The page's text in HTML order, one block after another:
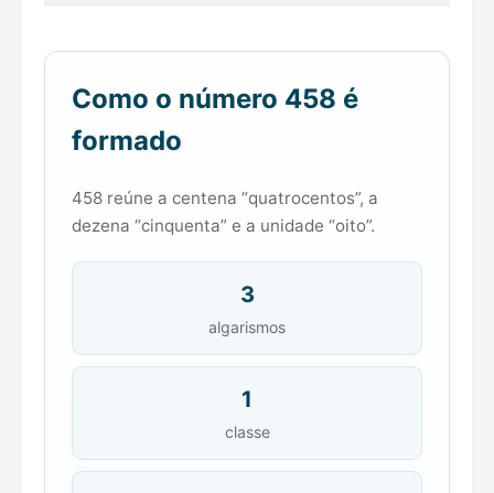
Como o número 458 é
formado
458 reúne a centena “quatrocentos”, a
dezena “cinquenta” e a unidade “oito”.
3
algarismos
1
classe